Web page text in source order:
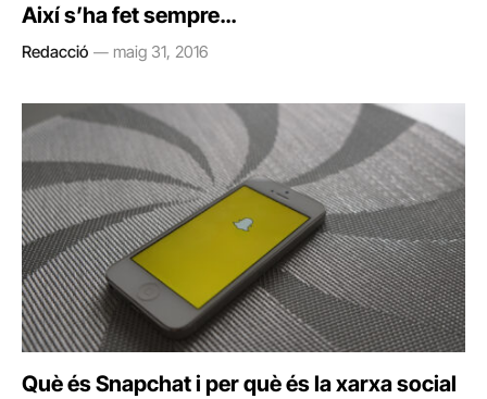
Així s’ha fet sempre…
Redacció maig 31, 2016
Què és Snapchat i per què és la xarxa social